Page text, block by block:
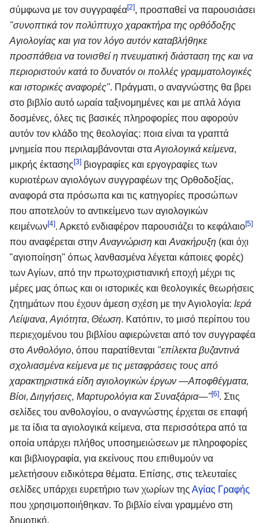
σύμφωνα με τον συγγραφέα[2], προσπαθεί να παρουσιάσει
"συνοπτικά τον πολύπτυχο χαρακτήρα της ορθόδοξης
Αγιολογίας και για τον λόγο αυτόν καταβλήθηκε
προσπάθεια να τονισθεί η πνευματική διάσταση της και να
περιοριστούν κατά το δυνατόν οι πολλές γραμματολογικές
και ιστορικές αναφορές". Πράγματι, ο αναγνώστης θα βρει
στο βιβλίο αυτό ωραία ταξινομημένες και με απλά λόγια
δοσμένες, όλες τις βασικές πληροφορίες που αφορούν
αυτόν τον κλάδο της θεολογίας: ποια είναι τα γραπτά
μνημεία που περιλαμβάνονται στα Αγιολογικά κείμενα,
μικρής έκτασης[3] βιογραφίες και εργογραφίες των
κυριοτέρων αγιολόγων συγγραφέων της Ορθοδοξίας,
αναφορά στα πρόσωπα και τις κατηγορίες προσώπων
που αποτελούν το αντικείμενο των αγιολογικών
κειμένων[4]. Αρκετό ενδιαφέρον παρουσιάζει το κεφάλαιο[5]
που αναφέρεται στην Αναγνώριση και Ανακήρυξη (και όχι
"αγιοποίηση" όπως λανθασμένα λέγεται κάποιες φορές)
των Αγίων, από την πρωτοχριστιανική εποχή μέχρι τις
μέρες μας όπως και οι ιστορικές και θεολογικές θεωρήσεις
ζητημάτων που έχουν άμεση σχέση με την Αγιολογία: Ιερά
Λείψανα, Αγιότητα, Θέωση. Κατόπιν, το μισό περίπου του
περιεχομένου του βιβλίου αφιερώνεται από τον συγγραφέα
στο Ανθολόγιο, όπου παρατίθενται "επίλεκτα βυζαντινά
σχολιασμένα κείμενα με τις μεταφράσεις τους από
χαρακτηριστικά είδη αγιολογικών έργων —Αποφθέγματα,
Βίοι, Διηγήσεις, Μαρτυρολόγια και Συναξάρια—"[6]. Στις
σελίδες του ανθολογίου, ο αναγνώστης έρχεται σε επαφή
με τα ίδια τα αγιολογικά κείμενα, στα περισσότερα από τα
οποία υπάρχει πλήθος υποσημειώσεων με πληροφορίες
και βιβλιογραφία, για εκείνους που επιθυμούν να
μελετήσουν ειδικότερα θέματα. Επίσης, στις τελευταίες
σελίδες υπάρχει ευρετήριο των χωρίων της Αγίας Γραφής
που χρησιμοποιήθηκαν. Το βιβλίο είναι γραμμένο στη
δημοτική.